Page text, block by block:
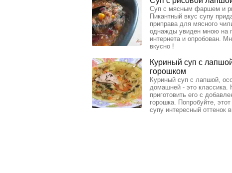
Суп с мясным фаршем и
Пикантный вкус супу
приправа для мясного
однажды увиден мною на
интернета и опробован.
вкусно !
Куриный суп с
горошком
Куриный суп с лапшой,
домашней - это классика.
приготовить его с
горошка. Попробуйте,
супу интересный оттенок